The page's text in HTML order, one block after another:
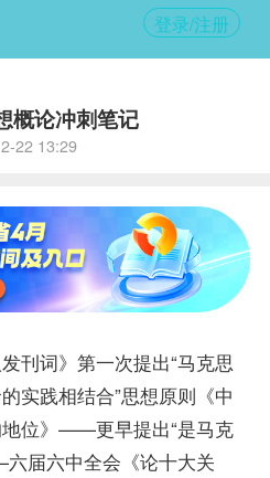
登录/注册
概论冲刺笔记
22 13:29
词》第一次提出“马克思
实践相结合”思想原则《中
位》——更早提出“是马克
届六中全会《论十大关